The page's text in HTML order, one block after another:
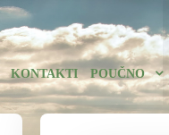
KONTAKTI POUČNO